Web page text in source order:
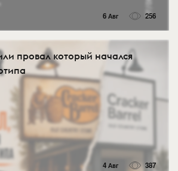
6 Авг 256
провал который начался
4 Авг 387